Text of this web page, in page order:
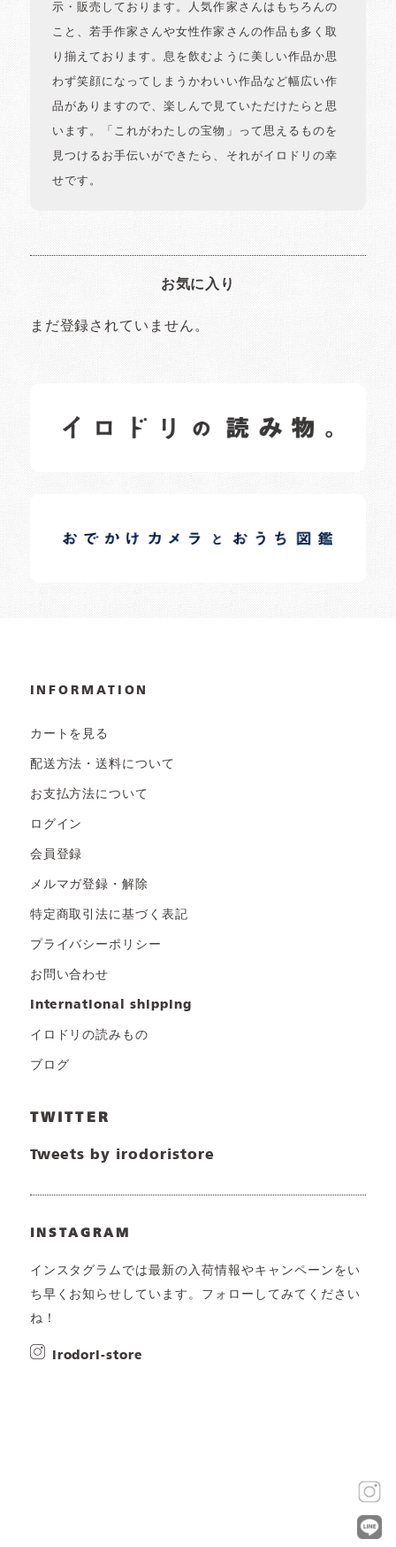
示・販売しております。人気作家さんはもちろんの
こと、若手作家さんや女性作家さんの作品も多く取
り揃えております。息を飲むように美しい作品か思
わず笑顔になってしまうかわいい作品など幅広い作
品がありますので、楽しんで見ていただけたらと思
います。「これがわたしの宝物」って思えるものを
見つけるお手伝いができたら、それがイロドリの幸
せです。
お気に入り
まだ登録されていません。
日常の様子など随時更新中です。
日常の様子など随時更新中です。
INFORMATION
カートを見る
配送方法・送料について
お支払方法について
ログイン
会員登録
メルマガ登録・解除
特定商取引法に基づく表記
プライバシーポリシー
お問い合わせ
international shipping
イロドリの読みもの
ブログ
TWITTER
Tweets by irodoristore
INSTAGRAM
インスタグラムでは最新の入荷情報やキャンペーンをい
ち早くお知らせしています。フォローしてみてください
ね！
irodori-store